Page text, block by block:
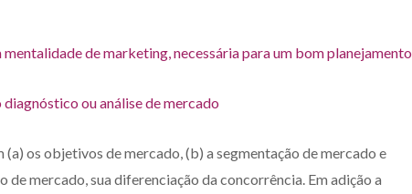
de marketing, necessária para um bom planejamento
ou análise de mercado
os objetivos de mercado, (b) a segmentação de mercado e
mercado, sua diferenciação da concorrência. Em adição a